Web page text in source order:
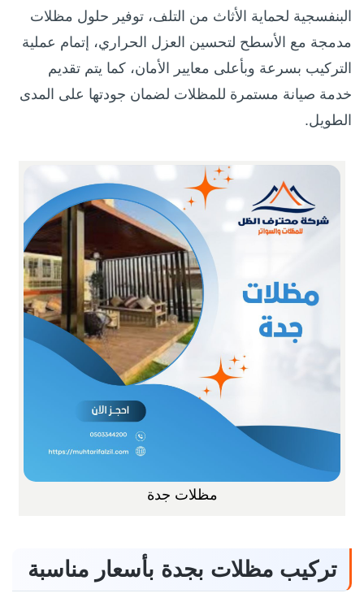
البنفسجية لحماية الأثاث من التلف، توفير حلول مظلات
مدمجة مع الأسطح لتحسين العزل الحراري، إتمام عملية
التركيب بسرعة وبأعلى معايير الأمان، كما يتم تقديم
خدمة صيانة مستمرة للمظلات لضمان جودتها على المدى
الطويل.
مظلات جدة
تركيب مظلات بجدة بأسعار مناسبة